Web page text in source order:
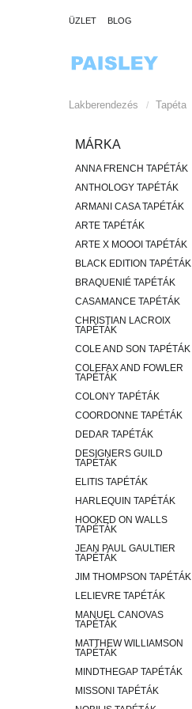
ÜZLET BLOG
Lakberendezés / Tapéta
MÁRKA
ANNA FRENCH TAPÉTÁK
ANTHOLOGY TAPÉTÁK
ARMANI CASA TAPÉTÁK
ARTE TAPÉTÁK
ARTE X MOOOI TAPÉTÁK
BLACK EDITION TAPÉTÁK
BRAQUENIÉ TAPÉTÁK
CASAMANCE TAPÉTÁK
CHRISTIAN LACROIX
TAPÉTÁK
COLE AND SON TAPÉTÁK
COLEFAX AND FOWLER
TAPÉTÁK
COLONY TAPÉTÁK
COORDONNE TAPÉTÁK
DEDAR TAPÉTÁK
DESIGNERS GUILD
TAPÉTÁK
ELITIS TAPÉTÁK
HARLEQUIN TAPÉTÁK
HOOKED ON WALLS
TAPÉTÁK
JEAN PAUL GAULTIER
TAPÉTÁK
JIM THOMPSON TAPÉTÁK
LELIEVRE TAPÉTÁK
MANUEL CANOVAS
TAPÉTÁK
MATTHEW WILLIAMSON
TAPÉTÁK
MINDTHEGAP TAPÉTÁK
MISSONI TAPÉTÁK